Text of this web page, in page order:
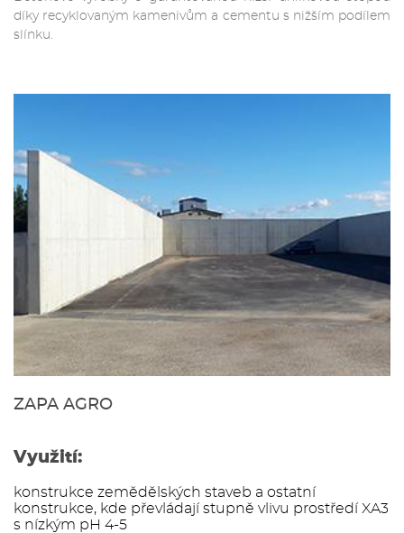
díky recyklovaným kamenivům a cementu s nižším podílem
slínku.
ZAPA AGRO
Využití:
konstrukce zemědělských staveb a ostatní
konstrukce, kde převládají stupně vlivu prostředí XA3
s nízkým pH 4-5